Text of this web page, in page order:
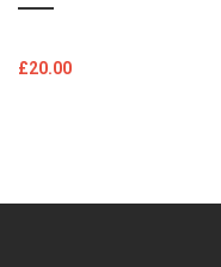
Optionen
£20.00